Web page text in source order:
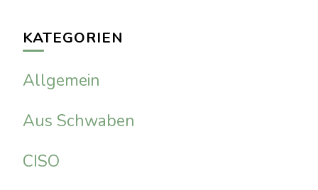
KATEGORIEN
Allgemein
Aus Schwaben
CISO